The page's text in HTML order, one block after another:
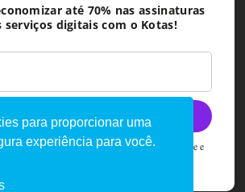
até 70% nas assinaturas
serviços digitais com o Kotas!
você concorda com as políticas de privacidade e
para proporcionar uma
experiência para você.